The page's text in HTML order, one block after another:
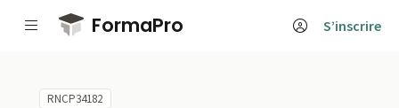
Passer au contenu principal
FormaPro S’inscrire
RNCP34182